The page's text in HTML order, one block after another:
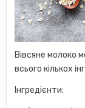
Вівсяне молоко
всього кількох
Інгредієнти: